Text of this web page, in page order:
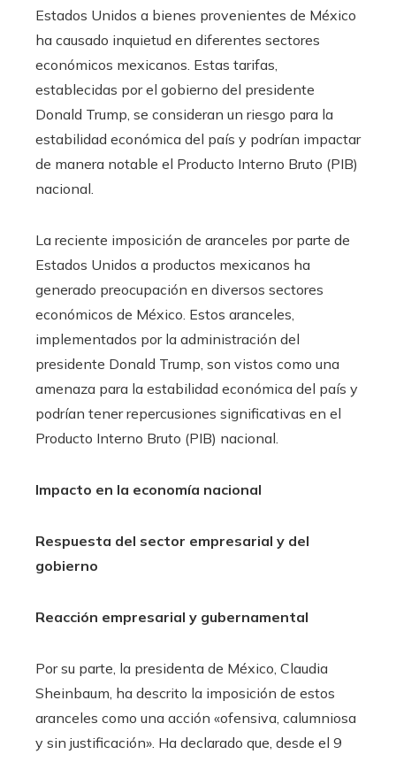
Estados Unidos a bienes provenientes de México
ha causado inquietud en diferentes sectores
económicos mexicanos. Estas tarifas,
establecidas por el gobierno del presidente
Donald Trump, se consideran un riesgo para la
estabilidad económica del país y podrían impactar
de manera notable el Producto Interno Bruto (PIB)
nacional.
La reciente imposición de aranceles por parte de
Estados Unidos a productos mexicanos ha
generado preocupación en diversos sectores
económicos de México. Estos aranceles,
implementados por la administración del
presidente Donald Trump, son vistos como una
amenaza para la estabilidad económica del país y
podrían tener repercusiones significativas en el
Producto Interno Bruto (PIB) nacional.
Impacto en la economía nacional
Respuesta del sector empresarial y del
gobierno
Reacción empresarial y gubernamental
Por su parte, la presidenta de México, Claudia
Sheinbaum, ha descrito la imposición de estos
aranceles como una acción «ofensiva, calumniosa
y sin justificación». Ha declarado que, desde el 9